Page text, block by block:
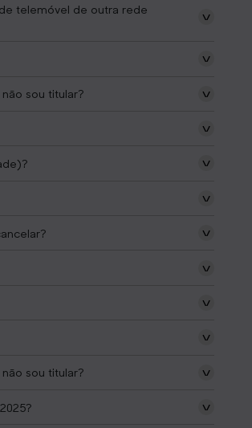
telemóvel de outra rede
sou titular?
sou titular?